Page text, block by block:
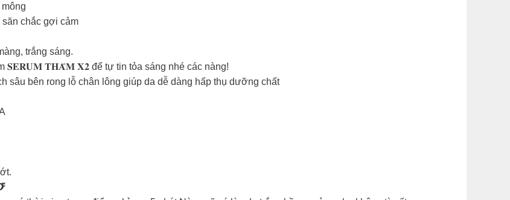
chắc gợi cảm
trắng sáng.
𝐒𝐄𝐑𝐔𝐌 𝐓𝐇𝐀̂𝐌 𝐗𝟐 để tự tin tỏa sáng nhé các nàng!
sâu bên rong lỗ chân lông giúp da dễ dàng hấp thụ dưỡng chất